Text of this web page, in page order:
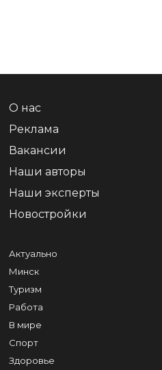
О нас
Реклама
Вакансии
Наши авторы
Наши эксперты
Новостройки
Актуально
Минск
Туризм
Работа
В мире
Спорт
Здоровье